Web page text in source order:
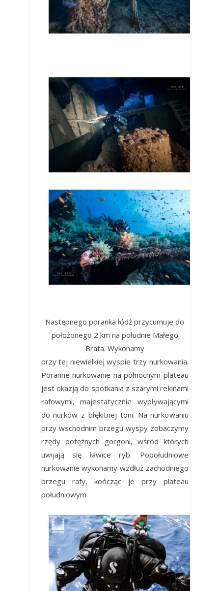
Następnego poranka łódź przycumuje do
położonego 2 km na południe Małego
Brata. Wykonamy
przy tej niewielkiej wyspie trzy nurkowania.
Poranne nurkowanie na północnym plateau
jest okazją do spotkania z szarymi rekinami
rafowymi, majestatycznie wypływającymi
do nurków z błękitnej toni. Na nurkowaniu
przy wschodnim brzegu wyspy zobaczymy
rzędy potężnych gorgoni, wśród których
uwijają się ławice ryb. Popołudniowe
nurkowanie wykonamy wzdłuż zachodniego
brzegu rafy, kończąc je przy plateau
południowym.